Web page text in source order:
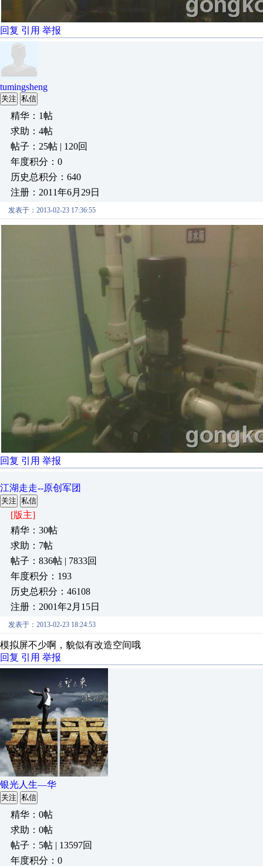
回复 引用 举报
tumingsheng
关注 私信
精华：1帖
求助：4帖
帖子：25帖 | 120回
年度积分：0
历史总积分：640
注册：2011年6月29日
发表于：2013-02-23 17:36:55
回复 引用 举报
江湖走走--原创军团
关注 私信
[版主]
精华：30帖
求助：7帖
帖子：836帖 | 7833回
年度积分：193
历史总积分：46108
注册：2001年2月15日
发表于：2013-02-23 18:24:53
模拟屏不少啊，貌似有改造空间哦
回复 引用 举报
银光人生—华
关注 私信
精华：0帖
求助：0帖
帖子：5帖 | 13597回
年度积分：0